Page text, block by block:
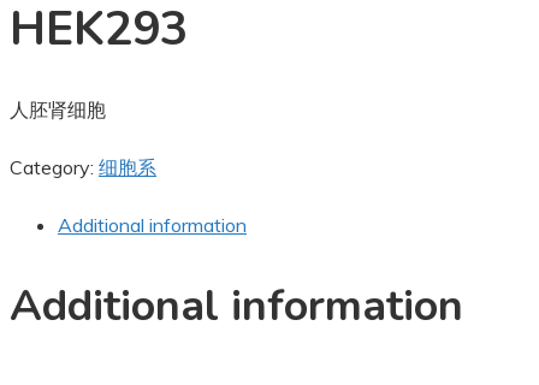
HEK293
人胚肾细胞
Category: 细胞系
Additional information
Additional information